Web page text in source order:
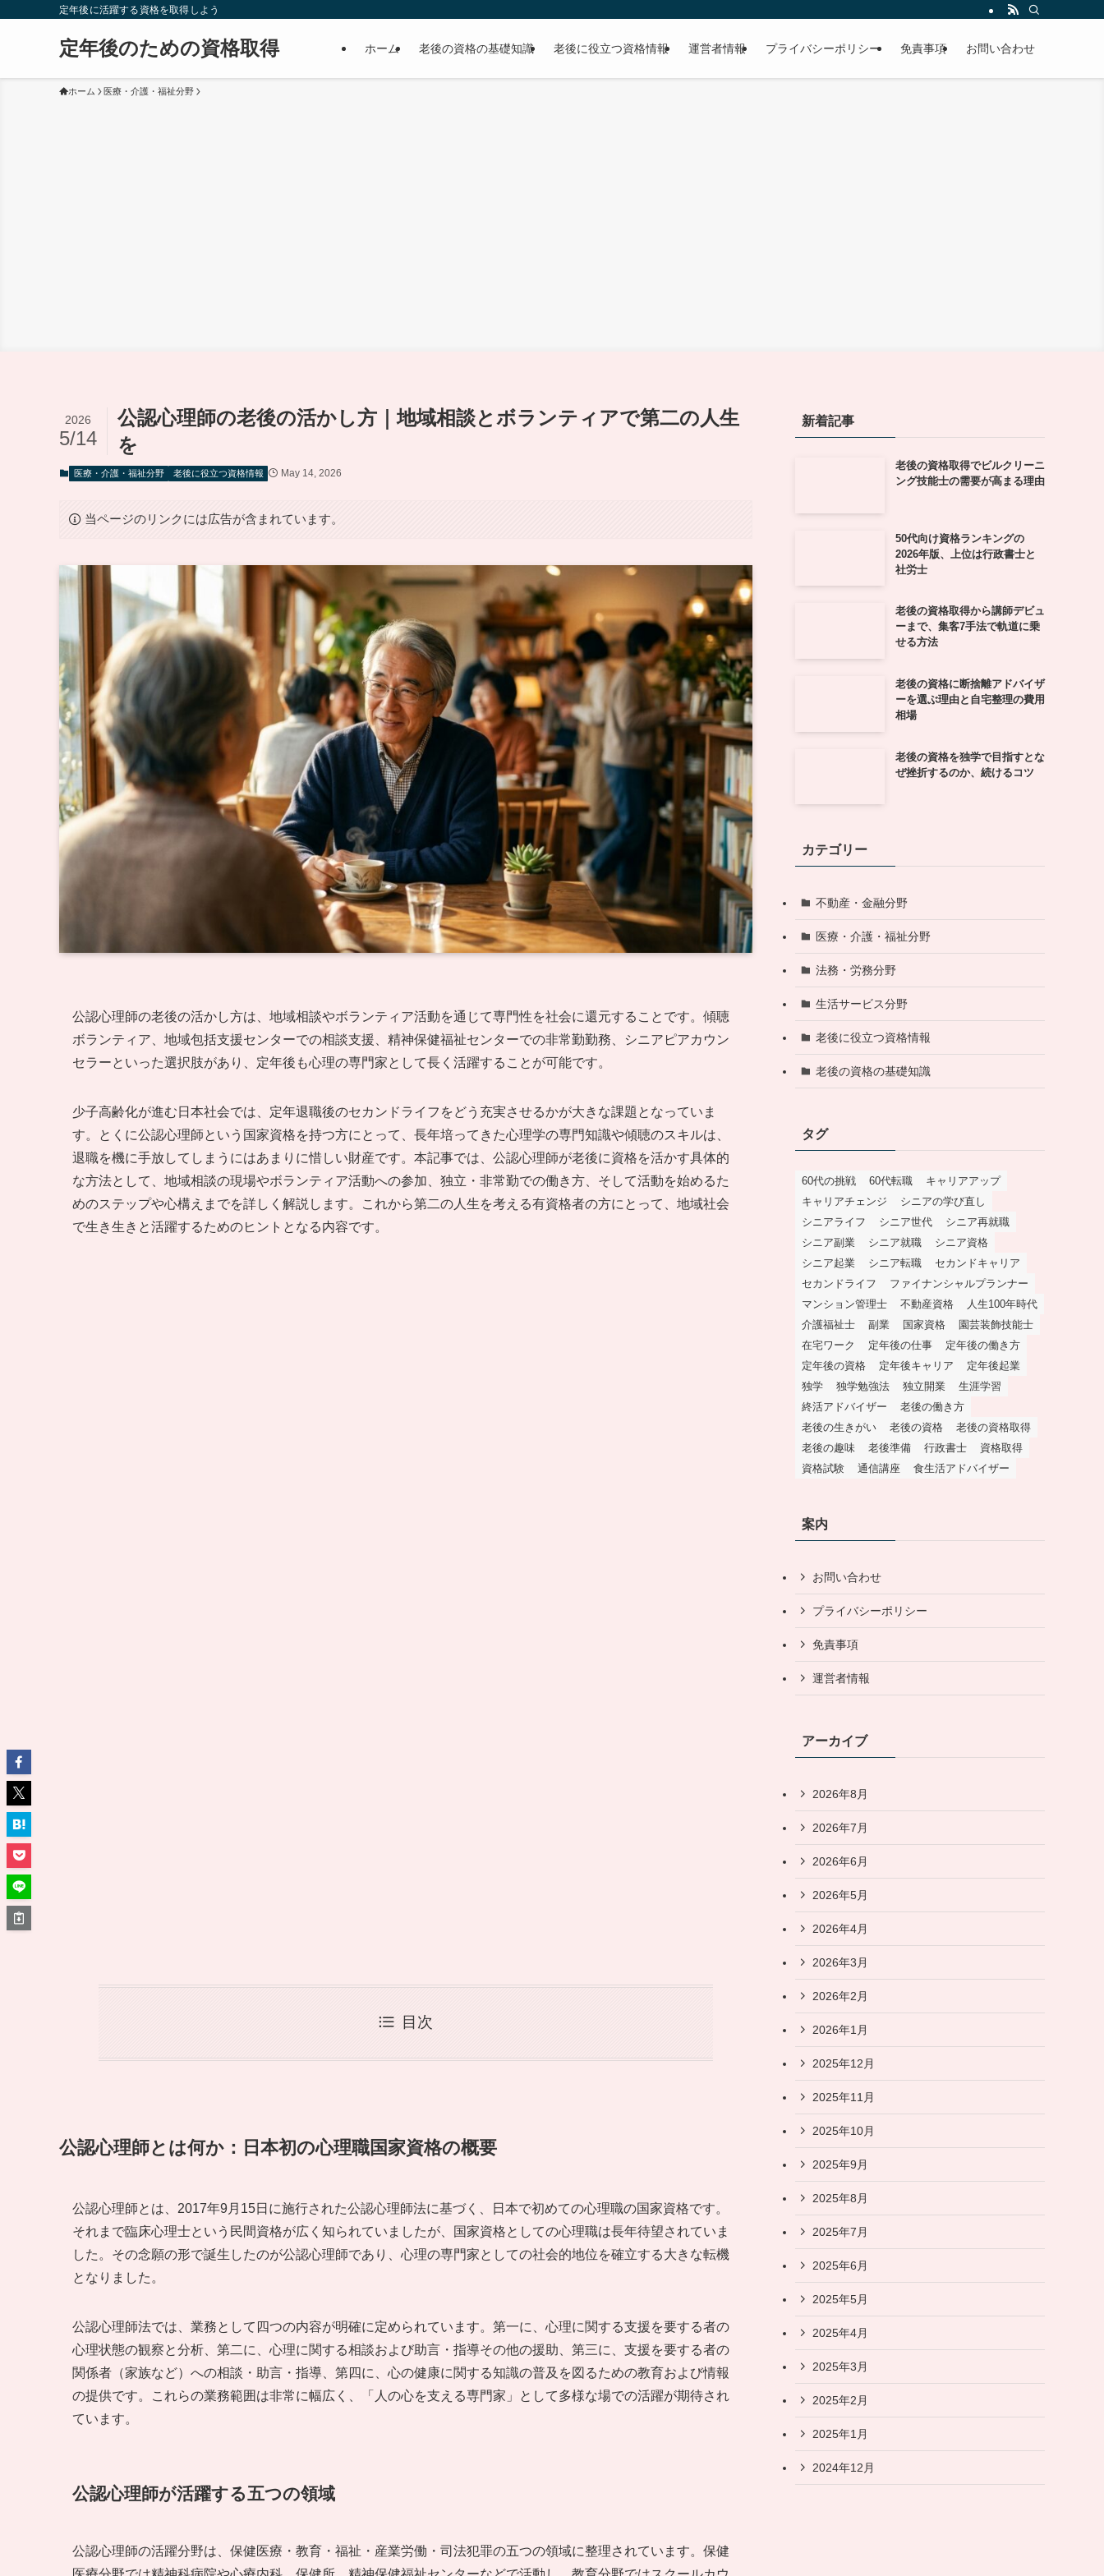
定年後に活躍する資格を取得しよう
定年後のための資格取得 ホーム 老後の資格の基礎知識 老後に役立つ資格情報 運営者情報 プライバシーポリシー 免責事項 お問い合わせ
ホーム 医療・介護・福祉分野
公認心理師の老後の活かし方｜地域相談とボランティアで第二の人生
を
2026
5/14
医療・介護・福祉分野 老後に役立つ資格情報 May 14, 2026
当ページのリンクには広告が含まれています。
公認心理師の老後の活かし方は、地域相談やボランティア活動を通じて専門性を社会に還元することです。傾聴
ボランティア、地域包括支援センターでの相談支援、精神保健福祉センターでの非常勤勤務、シニアピアカウン
セラーといった選択肢があり、定年後も心理の専門家として長く活躍することが可能です。
少子高齢化が進む日本社会では、定年退職後のセカンドライフをどう充実させるかが大きな課題となっていま
す。とくに公認心理師という国家資格を持つ方にとって、長年培ってきた心理学の専門知識や傾聴のスキルは、
退職を機に手放してしまうにはあまりに惜しい財産です。本記事では、公認心理師が老後に資格を活かす具体的
な方法として、地域相談の現場やボランティア活動への参加、独立・非常勤での働き方、そして活動を始めるた
めのステップや心構えまでを詳しく解説します。これから第二の人生を考える有資格者の方にとって、地域社会
で生き生きと活躍するためのヒントとなる内容です。
目次
公認心理師とは何か：日本初の心理職国家資格の概要
公認心理師とは、2017年9月15日に施行された公認心理師法に基づく、日本で初めての心理職の国家資格です。
それまで臨床心理士という民間資格が広く知られていましたが、国家資格としての心理職は長年待望されていま
した。その念願の形で誕生したのが公認心理師であり、心理の専門家としての社会的地位を確立する大きな転機
となりました。
公認心理師法では、業務として四つの内容が明確に定められています。第一に、心理に関する支援を要する者の
心理状態の観察と分析、第二に、心理に関する相談および助言・指導その他の援助、第三に、支援を要する者の
関係者（家族など）への相談・助言・指導、第四に、心の健康に関する知識の普及を図るための教育および情報
の提供です。これらの業務範囲は非常に幅広く、「人の心を支える専門家」として多様な場での活躍が期待され
ています。
公認心理師が活躍する五つの領域
公認心理師の活躍分野は、保健医療・教育・福祉・産業労働・司法犯罪の五つの領域に整理されています。保健
新着記事
老後の資格取得でビルクリーニ
ング技能士の需要が高まる理由
50代向け資格ランキングの
2026年版、上位は行政書士と
社労士
老後の資格取得から講師デビュ
ーまで、集客7手法で軌道に乗
せる方法
老後の資格に断捨離アドバイザ
ーを選ぶ理由と自宅整理の費用
相場
老後の資格を独学で目指すとな
ぜ挫折するのか、続けるコツ
カテゴリー
不動産・金融分野
医療・介護・福祉分野
法務・労務分野
生活サービス分野
老後に役立つ資格情報
老後の資格の基礎知識
タグ
60代の挑戦 60代転職
キャリアアップ
キャリアチェンジ
シニアの学び直し
シニアライフ
シニア世代
シニア再就職
シニア副業
シニア就職
シニア資格
シニア起業
シニア転職
セカンドキャリア
セカンドライフ
ファイナンシャルプランナー
マンション管理士
不動産資格
人生100年時代
介護福祉士
副業 国家資格
園芸装飾技能士
在宅ワーク
定年後の仕事
定年後の働き方
定年後の資格
定年後キャリア
定年後起業
独学
独学勉強法 独立開業
生涯学習
終活アドバイザー
老後の働き方
老後の生きがい
老後の資格
老後の資格取得
老後の趣味
老後準備 行政書士
資格取得
資格試験
通信講座 食生活アドバイザー
案内
お問い合わせ
プライバシーポリシー
免責事項
運営者情報
アーカイブ
2026年8月
2026年7月
2026年6月
2026年5月
2026年4月
2026年3月
2026年2月
2026年1月
2025年12月
2025年11月
2025年10月
2025年9月
2025年8月
2025年7月
2025年6月
2025年5月
2025年4月
2025年3月
2025年2月
2025年1月
2024年12月